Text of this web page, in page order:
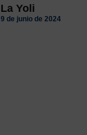
La Yoli
9 de junio de 2024